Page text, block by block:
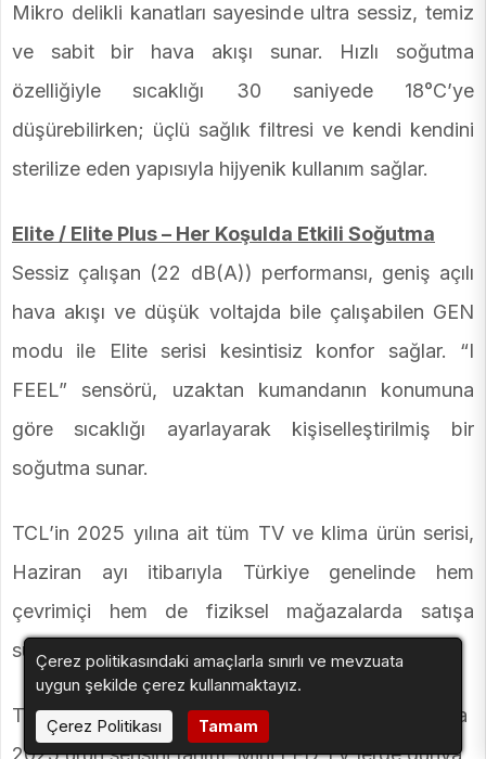
Mikro delikli kanatları sayesinde ultra sessiz, temiz
ve sabit bir hava akışı sunar. Hızlı soğutma
özelliğiyle sıcaklığı 30 saniyede 18°C’ye
düşürebilirken; üçlü sağlık filtresi ve kendi kendini
sterilize eden yapısıyla hijyenik kullanım sağlar.
Elite / Elite Plus – Her Koşulda Etkili Soğutma
Sessiz çalışan (22 dB(A)) performansı, geniş açılı
hava akışı ve düşük voltajda bile çalışabilen GEN
modu ile Elite serisi kesintisiz konfor sağlar. “I
FEEL” sensörü, uzaktan kumandanın konumuna
göre sıcaklığı ayarlayarak kişiselleştirilmiş bir
soğutma sunar.
TCL’in 2025 yılına ait tüm TV ve klima ürün serisi,
Haziran ayı itibarıyla Türkiye genelinde hem
çevrimiçi hem de fiziksel mağazalarda satışa
sunuluyor.
TCL Electronics, İstanbul'da düzenlediği lansmanla
Çerez politikasındaki amaçlarla sınırlı ve mevzuata
uygun şekilde çerez kullanmaktayız.
Çerez Politikası
Tamam